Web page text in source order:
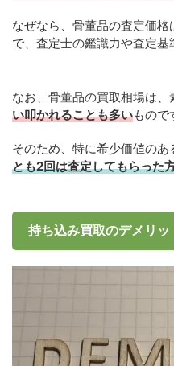
なぜなら、骨董品の査定価
で、査定士の鑑識力や査定基
なお、骨董品の買取相場は、
い叩かれることも多いもので
そのため、特に希少価値のあ
とも2回は査定してもらった
持ち込み買取のデメリッ